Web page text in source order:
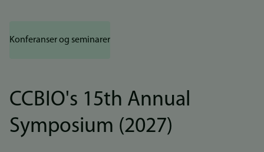
Konferanser og seminarer
CCBIO's 15th Annual
Symposium (2027)